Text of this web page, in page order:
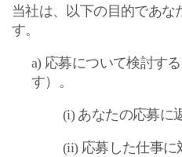
当社は、以下の目的であな
す。
a) 応募について検討す
す）。
(i) あなたの応募に
(ii) 応募した仕事